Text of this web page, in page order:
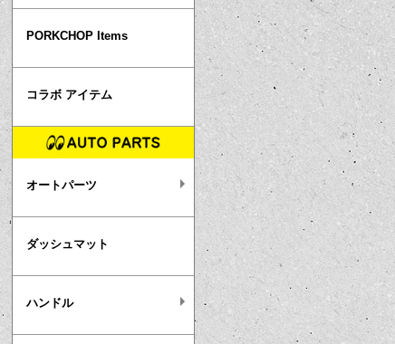
PORKCHOP Items
コラボ アイテム
オートパーツ
ダッシュマット
ハンドル